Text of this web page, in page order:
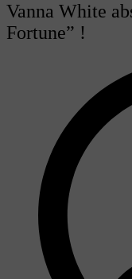
Vanna White
Fortune” !